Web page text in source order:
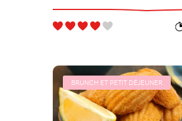
BRUNCH ET PETIT DÉJEUNER